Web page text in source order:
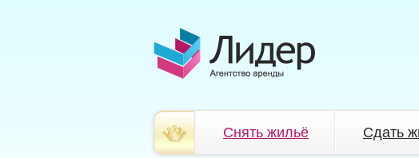
Снять жильё Сдать